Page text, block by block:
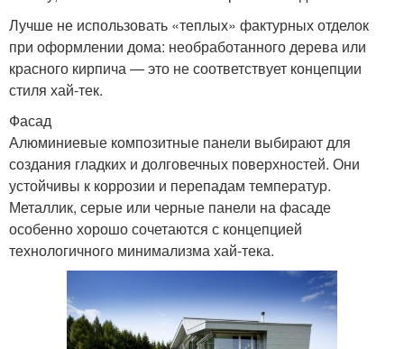
Лучше не использовать «теплых» фактурных отделок
при оформлении дома: необработанного дерева или
красного кирпича — это не соответствует концепции
стиля хай-тек.
Фасад
Алюминиевые композитные панели выбирают для
создания гладких и долговечных поверхностей. Они
устойчивы к коррозии и перепадам температур.
Металлик, серые или черные панели на фасаде
особенно хорошо сочетаются с концепцией
технологичного минимализма хай-тека.